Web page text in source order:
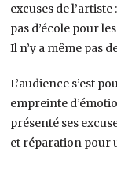
excuses de
pas d’école pour
Il n’y a même pas
L’audience s’est
empreinte
présenté ses
et réparation pour